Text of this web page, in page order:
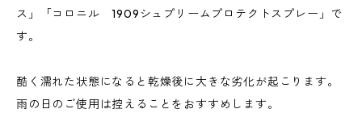
ス」「コロニル 1909シュプリームプロテクトスプレー」で
す。
酷く濡れた状態になると乾燥後に大きな劣化が起こります。
雨の日のご使用は控えることをおすすめします。